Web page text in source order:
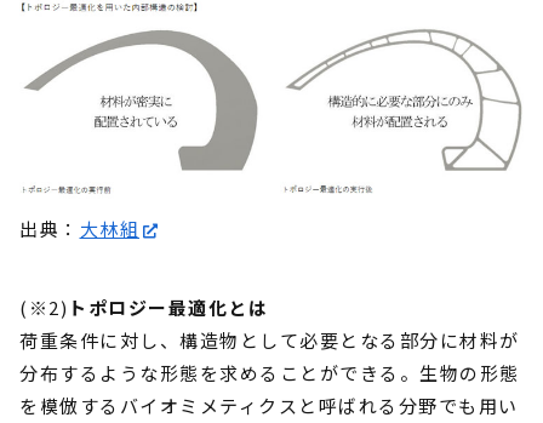
出典： 大林組
(※2) トポロジー最適化とは
荷重条件に対し、構造物として必要となる部分に材料が
分布するような形態を求めることができる。生物の形態
を模倣するバイオミメティクスと呼ばれる分野でも用い